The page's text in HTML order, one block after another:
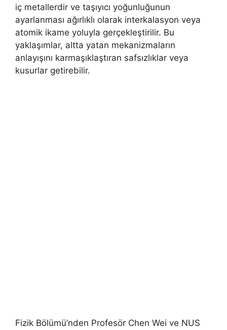
iç metallerdir ve taşıyıcı yoğunluğunun
ayarlanması ağırlıklı olarak interkalasyon veya
atomik ikame yoluyla gerçekleştirilir. Bu
yaklaşımlar, altta yatan mekanizmaların
anlayışını karmaşıklaştıran safsızlıklar veya
kusurlar getirebilir.
Fizik Bölümü’nden Profesör Chen Wei ve NUS